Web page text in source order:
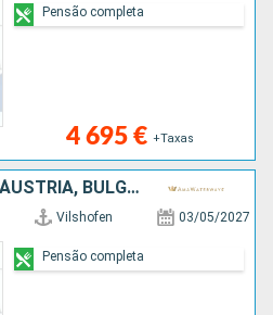
4 695 € +Taxas
Pensão completa
ALEMANHA, ROMÊNIA, ÁUSTRIA, BULGÁRIA, SÉRVIA, ESLOVÁQUIA, CROÁCIA
Vilshofen 03/05/2027
Pensão completa